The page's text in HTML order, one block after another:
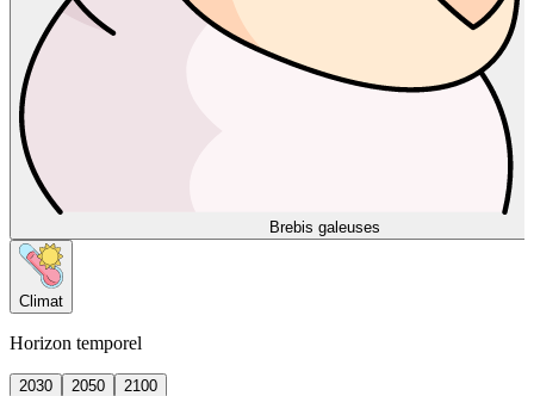
Brebis galeuses
Climat
Horizon temporel
2030 2050
2100